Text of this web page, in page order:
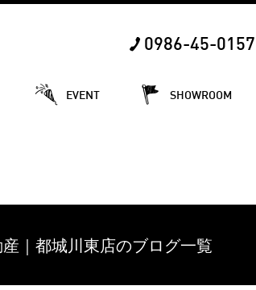
0986-45-0157
EVENT SHOWROOM
｜都城川東店のブログ一覧